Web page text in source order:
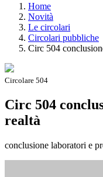
Home
Novità
Le circolari
Circolari pubbliche
Circ 504
Circolare 504
Circ 504
realtà
conclusione laboratori e